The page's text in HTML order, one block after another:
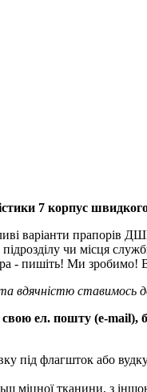
7 корпус
варіанти прапорів
чи місця
пишіть! Ми зробимо!
вдячністю ставимось
ел. пошту (e-mail),
флагшток або
тканини, з